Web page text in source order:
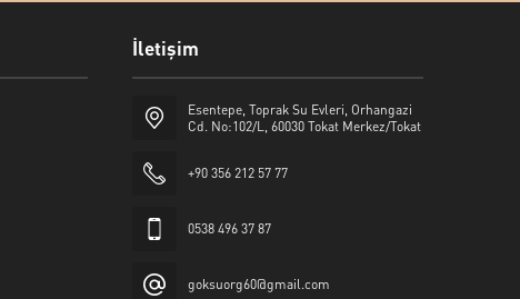
İletişim
Esentepe, Toprak Su Evleri, Orhangazi
Cd. No:102/L, 60030 Tokat Merkez/Tokat
+90 356 212 57 77
0538 496 37 87
goksuorg60@gmail.com